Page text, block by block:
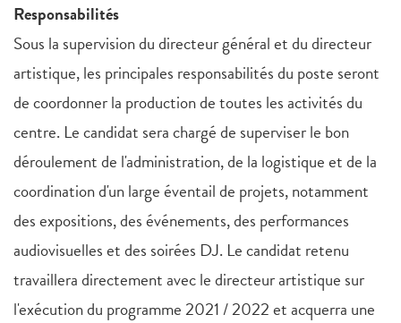
Responsabilités
Sous la supervision du directeur général et du directeur
artistique, les principales responsabilités du poste seront
de coordonner la production de toutes les activités du
centre. Le candidat sera chargé de superviser le bon
déroulement de l'administration, de la logistique et de la
coordination d'un large éventail de projets, notamment
des expositions, des événements, des performances
audiovisuelles et des soirées DJ. Le candidat retenu
travaillera directement avec le directeur artistique sur
l'exécution du programme 2021 / 2022 et acquerra une